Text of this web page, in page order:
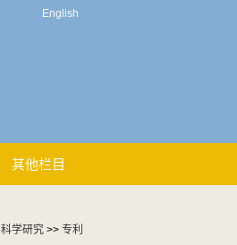
English
其他栏目
科学研究 >> 专利